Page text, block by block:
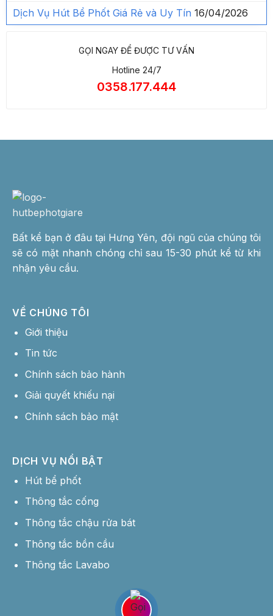
Dịch Vụ Hút Bể Phốt Giá Rẻ và Uy Tín 16/04/2026
GỌI NGAY ĐỂ ĐƯỢC TƯ VẤN
Hotline 24/7
0358.177.444
Bất kể bạn ở đâu tại Hưng Yên, đội ngũ của chúng tôi
sẽ có mặt nhanh chóng chỉ sau 15-30 phút kể từ khi
nhận yêu cầu.
VỀ CHÚNG TÔI
Giới thiệu
Tin tức
Chính sách bảo hành
Giải quyết khiếu nại
Chính sách bảo mật
DỊCH VỤ NỔI BẬT
Hút bể phốt
Thông tắc cống
Thông tắc chậu rửa bát
Thông tắc bồn cầu
Thông tắc Lavabo